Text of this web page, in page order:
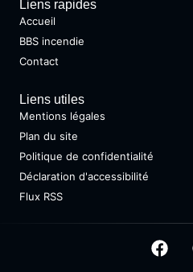
Liens rapides
Accueil
BBS incendie
Contact
Liens utiles
Mentions légales
Plan du site
Politique de confidentialité
Déclaration d'accessibilité
Flux RSS